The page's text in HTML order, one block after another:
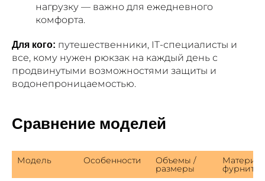
нагрузку — важно для ежедневного
комфорта.
Для кого: путешественники, IT-специалисты и
все, кому нужен рюкзак на каждый день с
продвинутыми возможностями защиты и
водонепроницаемостью.
Сравнение моделей
Модель Особенности Объемы /
размеры